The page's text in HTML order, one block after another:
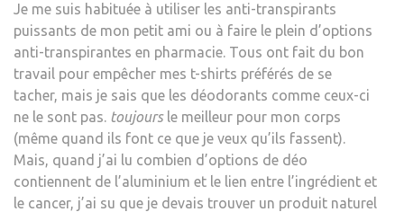
Je me suis habituée à utiliser les anti-transpirants
puissants de mon petit ami ou à faire le plein d’options
anti-transpirantes en pharmacie. Tous ont fait du bon
travail pour empêcher mes t-shirts préférés de se
tacher, mais je sais que les déodorants comme ceux-ci
ne le sont pas. toujours le meilleur pour mon corps
(même quand ils font ce que je veux qu’ils fassent).
Mais, quand j’ai lu combien d’options de déo
contiennent de l’aluminium et le lien entre l’ingrédient et
le cancer, j’ai su que je devais trouver un produit naturel